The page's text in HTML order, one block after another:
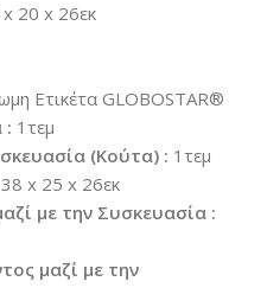
20 x 26εκ
Ετικέτα GLOBOSTAR®
: 1τεμ
(Κούτα) : 1τεμ
38 x 25 x 26εκ
με την Συσκευασία :
μαζί με την